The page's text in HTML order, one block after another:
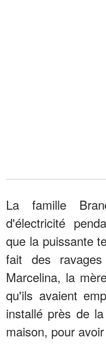
La famille
d'électricité
que la puissante
fait des
Marcelina, la
qu'ils avaient
installé près de
maison, pour